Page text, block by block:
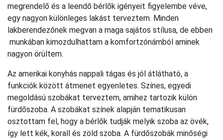
megrendelő és a leendő bérlők igényeit figyelembe véve,
egy nagyon különleges lakást terveztem. Minden
lakberendezőnek megvan a maga sajátos stílusa, de ebben
munkában kimozdulhattam a komfortzónámból aminek
nagyon örültem.
Az amerikai konyhás nappali tágas és jól átlátható, a
funkciók között átmenet egyenletes. Színes, egyedi
megoldású szobákat terveztem, amihez tartozik külön
fürdőszoba. A szobákat színek alapján tematikusan
osztottam fel, hogy a bérlők tudják melyik szoba az övék,
így lett kék, korall és zöld szoba. A fürdőszobák minőségi